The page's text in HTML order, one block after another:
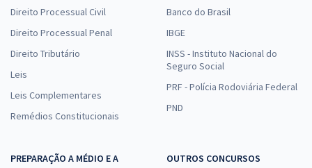
Direito Processual Civil
Direito Processual Penal
Direito Tributário
Leis
Leis Complementares
Remédios Constitucionais
Banco do Brasil
IBGE
INSS - Instituto Nacional do
Seguro Social
PRF - Polícia Rodoviária Federal
PND
PREPARAÇÃO A MÉDIO E A
OUTROS CONCURSOS